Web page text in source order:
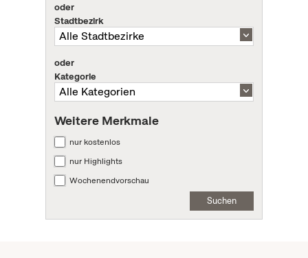
oder
Stadtbezirk
oder
Kategorie
Weitere Merkmale
nur kostenlos
nur Highlights
Wochenendvorschau
Suchen